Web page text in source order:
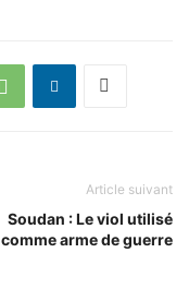
Article suivant
Soudan : Le viol utilisé
comme arme de guerre